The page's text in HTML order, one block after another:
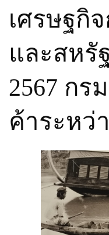
เศรษฐกิ
และสหรั
2567 กร
ค้าระหว่